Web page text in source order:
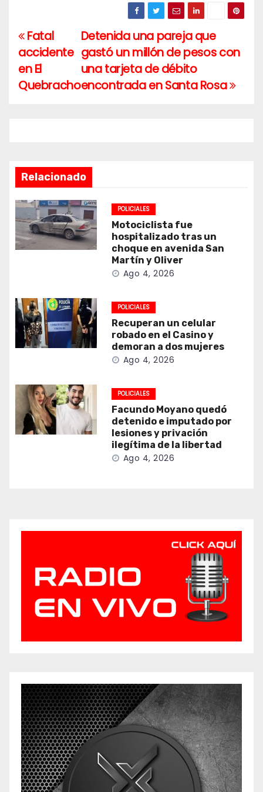
Navegación
de
entradas
Detenida una pareja que
gastó un millón de pesos con
una tarjeta de débito
encontrada en Santa Rosa
Fatal
accidente
en El
Quebracho
Relacionado
POLICIALES
Motociclista fue
hospitalizado tras un
choque en avenida San
Martín y Oliver
Ago 4, 2026
POLICIALES
Recuperan un celular
robado en el Casino y
demoran a dos mujeres
Ago 4, 2026
POLICIALES
Facundo Moyano quedó
detenido e imputado por
lesiones y privación
ilegítima de la libertad
Ago 4, 2026